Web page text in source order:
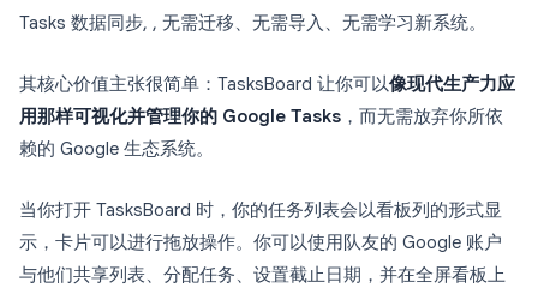
Tasks 数据同步, , 无需迁移、无需导入、无需学习新系统。
其核心价值主张很简单：TasksBoard 让你可以像现代生产力应
用那样可视化并管理你的 Google Tasks ，而无需放弃你所依
赖的 Google 生态系统。
当你打开 TasksBoard 时，你的任务列表会以看板列的形式显
示，卡片可以进行拖放操作。你可以使用队友的 Google 账户
与他们共享列表、分配任务、设置截止日期，并在全屏看板上